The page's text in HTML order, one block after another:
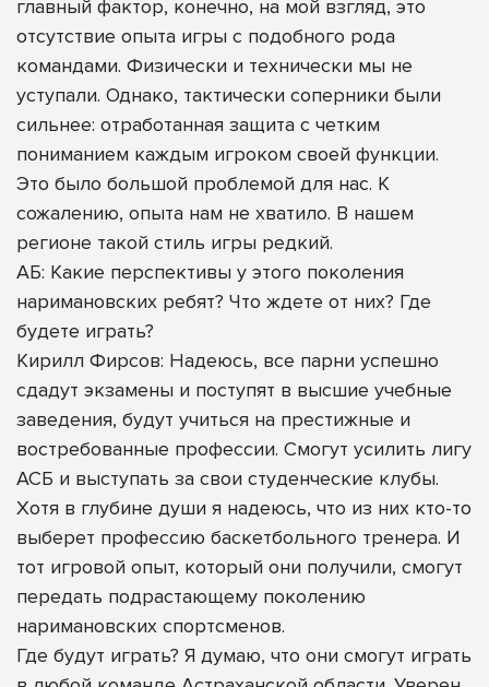
главный фактор, конечно, на мой взгляд, это
отсутствие опыта игры с подобного рода
командами. Физически и технически мы не
уступали. Однако, тактически соперники были
сильнее: отработанная защита с четким
пониманием каждым игроком своей функции.
Это было большой проблемой для нас. К
сожалению, опыта нам не хватило. В нашем
регионе такой стиль игры редкий.
АБ: Какие перспективы у этого поколения
наримановских ребят? Что ждете от них? Где
будете играть?
Кирилл Фирсов: Надеюсь, все парни успешно
сдадут экзамены и поступят в высшие учебные
заведения, будут учиться на престижные и
востребованные профессии. Смогут усилить лигу
АСБ и выступать за свои студенческие клубы.
Хотя в глубине души я надеюсь, что из них кто-то
выберет профессию баскетбольного тренера. И
тот игровой опыт, который они получили, смогут
передать подрастающему поколению
наримановских спортсменов.
Где будут играть? Я думаю, что они смогут играть